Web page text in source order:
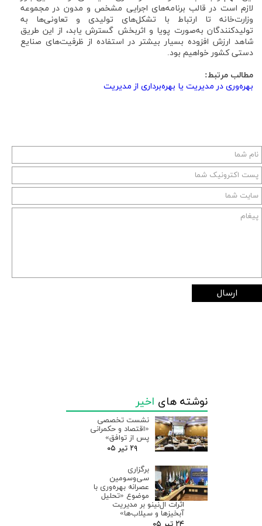
لازم است در قالب برنامه‌های اجرایی مشخص و مدون در مجموعه
وزارت‌خانه تا ارتباط با تشکل‌های تولیدی و تعاونی‌ها به
تولیدکنندگان به‌صورت پویا و اثربخش گسترش یابد، از این طریق
شاهد ارزش افزوده بسیار بیشتر در استفاده از ظرفیت‌های صنایع
دستی کشور خواهیم بود.
مطالب مرتبط:
بهره‌وری در مدیریت یا بهره‌برداری از مدیریت
ارسال
نوشته های اخیر
نشست تخصصی
«اقتصاد و حکمرانی
پس از توافق»
۲۹ تیر ۰۵
برگزاری
سی‌وسومین
عصرانه بهره‌وری با
موضوع «تحلیل
اثرات ال‌نینو بر مدیریت
آبخیزها و سیلاب‌ها»